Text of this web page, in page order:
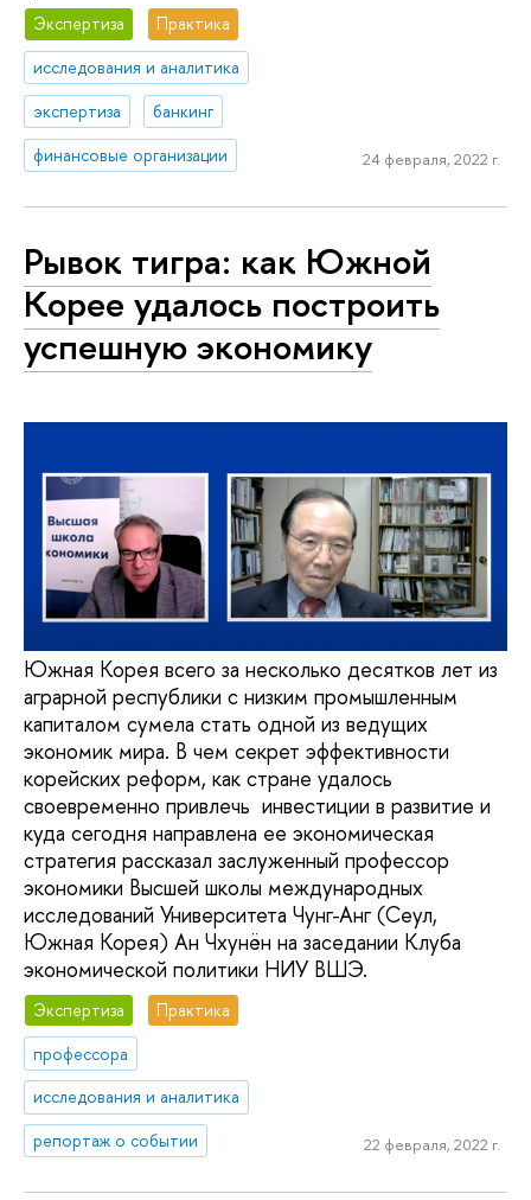
Экспертиза
Практика
исследования и аналитика
экспертиза
банкинг
финансовые организации
24 февраля, 2022 г.
Рывок тигра: как Южной
Корее удалось построить
успешную экономику
Южная Корея всего за несколько десятков лет из
аграрной республики с низким промышленным
капиталом сумела стать одной из ведущих
экономик мира. В чем секрет эффективности
корейских реформ, как стране удалось
своевременно привлечь инвестиции в развитие и
куда сегодня направлена ее экономическая
стратегия рассказал заслуженный профессор
экономики Высшей школы международных
исследований Университета Чунг-Анг (Сеул,
Южная Корея) Ан Чхунён на заседании Клуба
экономической политики НИУ ВШЭ.
Экспертиза
Практика
профессора
исследования и аналитика
репортаж о событии
22 февраля, 2022 г.